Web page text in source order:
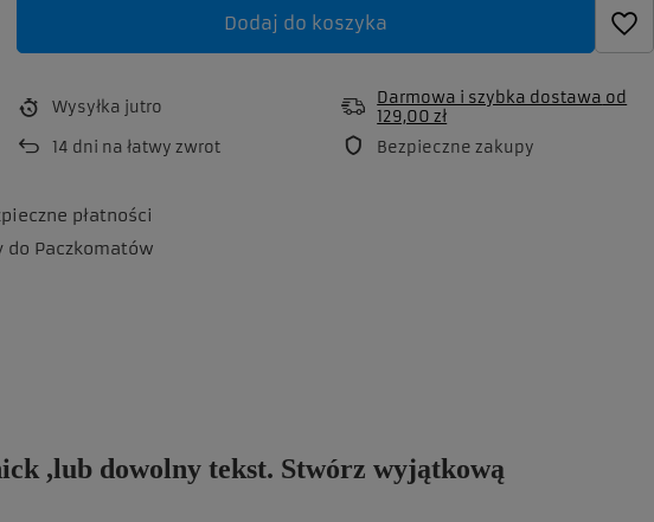
Dodaj do koszyka
Wysyłka jutro Darmowa i szybka dostawa od
129,00 zł
14 dni na łatwy zwrot Bezpieczne zakupy
płatności
do Paczkomatów
,lub dowolny tekst. Stwórz wyjątkową